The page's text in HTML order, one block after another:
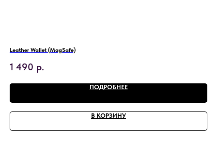
Leather Wallet (MagSafe)
1 490 р.
ПОДРОБНЕЕ
В КОРЗИНУ